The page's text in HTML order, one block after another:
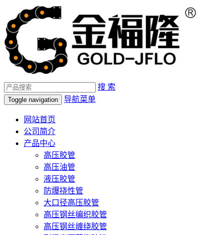
搜 索
Toggle navigation 导航菜单
网站首页
公司简介
产品中心
高压胶管
高压油管
液压胶管
防爆挠性管
大口径高压胶管
高压钢丝编织胶管
高压钢丝缠绕胶管